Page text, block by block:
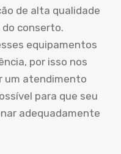
de alta qualidade
conserto.
equipamentos
por isso nos
um atendimento
para que seu
adequadamente